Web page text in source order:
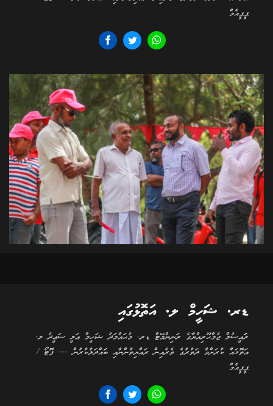
ޕީޕީއެމް
ޑރ. ޝަހީމް ލ. އަތޮޅުގައި
ރަަައީސުލް ޖުމްޙޫރިއްޔާގެ ރަނިންމޭޓް ޑރ. މުޙައްމަދު ޝަހީމް ޢަލީ ސަޢީދު ލ.
އަތޮޅައް ކުރަށްވާ ދަތުރުގެ ތެރެއިން ރައްޔިތުންނާއި ބަައްދަލުކުރުން --- ފޮޓޯ /
ޕީޕީއެމް